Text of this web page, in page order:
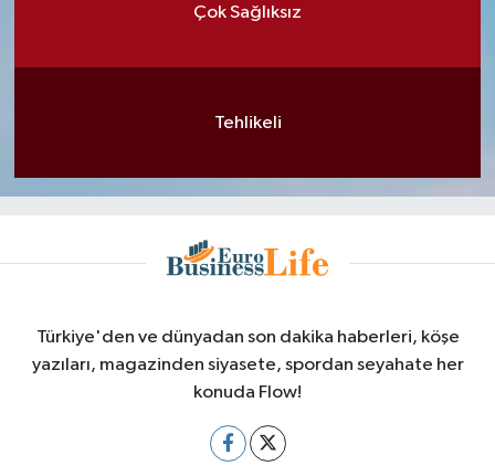
Çok Sağlıksız
Tehlikeli
Türkiye'den ve dünyadan son dakika haberleri, köşe
yazıları, magazinden siyasete, spordan seyahate her
konuda Flow!